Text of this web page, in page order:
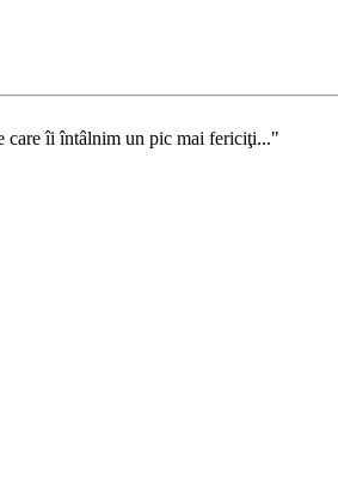
care îi întâlnim un pic mai fericiţi..."